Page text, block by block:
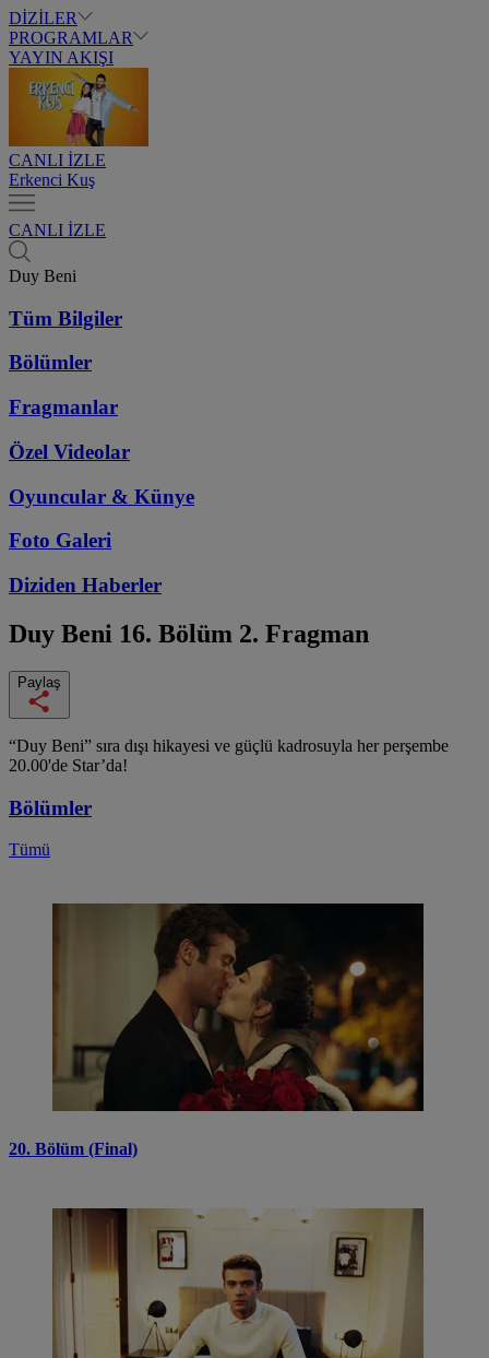
DİZİLER
PROGRAMLAR
YAYIN AKIŞI
CANLI İZLE
Erkenci Kuş
CANLI İZLE
Duy Beni
Tüm Bilgiler
Bölümler
Fragmanlar
Özel Videolar
Oyuncular & Künye
Foto Galeri
Diziden Haberler
Duy Beni 16. Bölüm 2. Fragman
Paylaş
“Duy Beni” sıra dışı hikayesi ve güçlü kadrosuyla her perşembe
20.00'de Star’da!
Bölümler
Tümü
20. Bölüm (Final)